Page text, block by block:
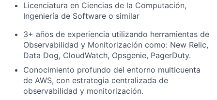
Licenciatura en Ciencias de la Computación,
Ingeniería de Software o similar
3+ años de experiencia utilizando herramientas de
Observabilidad y Monitorización como: New Relic,
Data Dog, CloudWatch, Opsgenie, PagerDuty.
Conocimiento profundo del entorno multicuenta
de AWS, con estrategia centralizada de
observabilidad y monitorización.